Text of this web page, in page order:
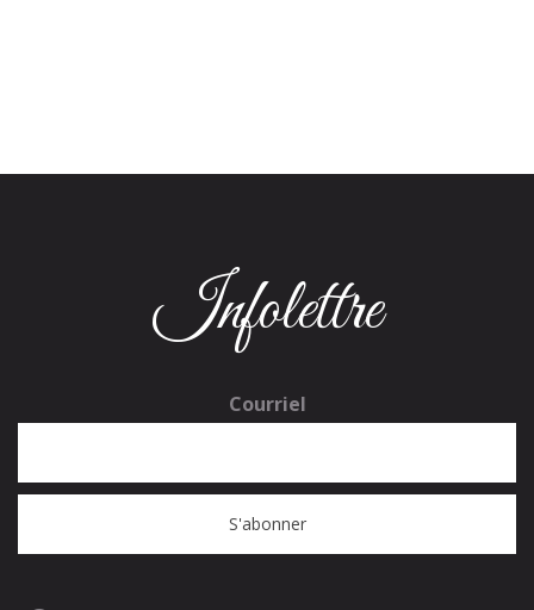
Infolettre
Courriel